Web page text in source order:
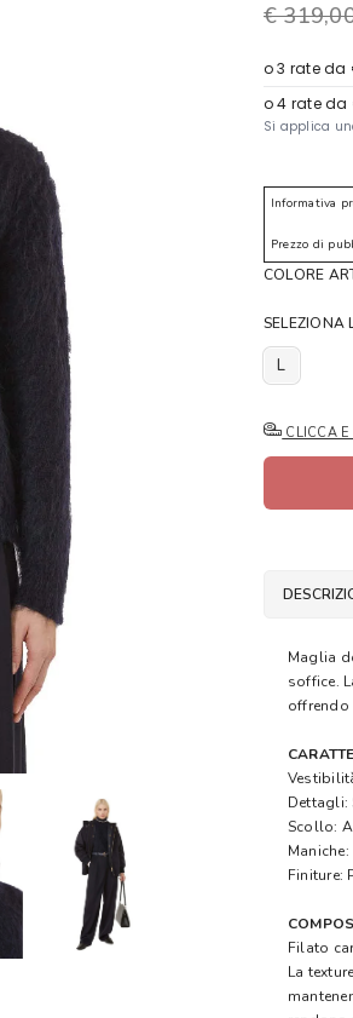
€
Informativa
Prezzo di
COLORE
SELEZIONA
L
CLICCA
Maglia
soffice.
offrendo
Dettagli:
Scollo:
Finiture:
Filato
La